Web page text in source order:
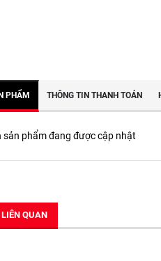
PHẨM THÔNG TIN THANH TOÁN
sản phẩm đang được cập nhật
QUAN